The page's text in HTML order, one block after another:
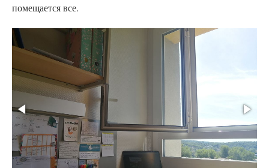
помещается все.